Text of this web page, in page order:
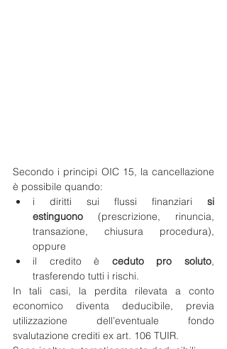
Secondo i principi OIC 15, la cancellazione
è possibile quando:
i diritti sui flussi finanziari si
estinguono (prescrizione, rinuncia,
transazione, chiusura procedura),
oppure
il credito è ceduto pro soluto,
trasferendo tutti i rischi.
In tali casi, la perdita rilevata a conto
economico diventa deducibile, previa
utilizzazione dell’eventuale fondo
svalutazione crediti ex art. 106 TUIR.